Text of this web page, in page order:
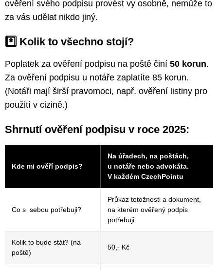
ověření svého podpisu provést vy osobně, nemůže to
za vás udělat nikdo jiný.
*️⃣ Kolik to všechno stojí?
Poplatek za ověření podpisu na poště činí 50 korun.
Za ověření podpisu u notáře zaplatíte 85 korun.
(Notáři mají širší pravomoci, např. ověření listiny pro
použití v cizině.)
Shrnutí ověření podpisu v roce 2025:
Kde mi ověří podpis?
Na úřadech, na poštách,
u notáře nebo advokáta.
V každém CzechPointu
Co s sebou potřebuji?
Průkaz totožnosti a dokument,
na kterém ověřený podpis
potřebuji
Kolik to bude stát? (na
poště)
50,- Kč